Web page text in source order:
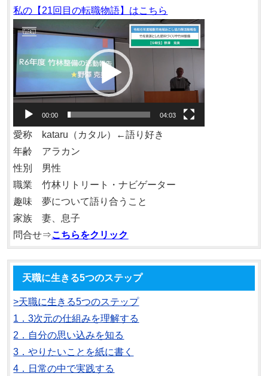
私の【21回目の転職物語】はこちら
画
プ
レ
ー
ヤ
ー
00:00 04:03
愛称 kataru（カタル）←語り好き
年齢 アラカン
性別 男性
職業 竹林リトリート・ナビゲーター
趣味 夢について語り合うこと
家族 妻、息子
問合せ⇒こちらをクリック
天職に生きる5つのステップ
>天職に生きる5つのステップ
1．3次元の仕組みを理解する
2．自分の思い込みを知る
3．やりたいことを紙に書く
4．日常の中で実践する